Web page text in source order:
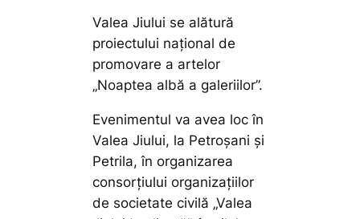
Valea Jiului se alătură
proiectului național de
promovare a artelor
„Noaptea albă a galeriilor”.
Evenimentul va avea loc în
Valea Jiului, la Petroșani și
Petrila, în organizarea
consorțiului organizațiilor
de societate civilă „Valea